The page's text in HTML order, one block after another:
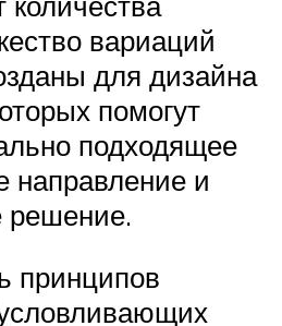
вариаций
для дизайна
помогут
подходящее
направление и
решение.
принципов